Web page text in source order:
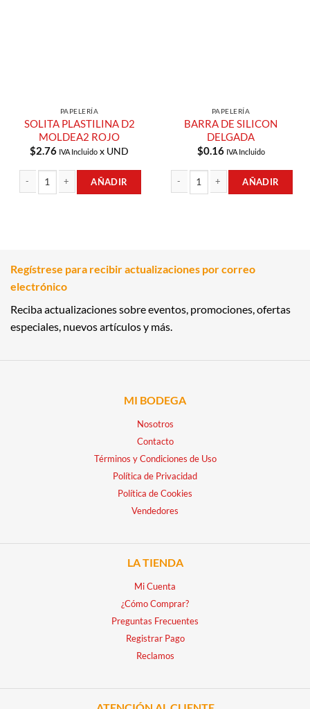
PAPELERÍA
SOLITA PLASTILINA D2
MOLDEA2 ROJO
$2.76 IVA Incluido x UND
AÑADIR
PAPELERÍA
BARRA DE SILICON
DELGADA
$0.16 IVA Incluido
AÑADIR
Regístrese para recibir actualizaciones por correo
electrónico
Reciba actualizaciones sobre eventos, promociones, ofertas
especiales, nuevos artículos y más.
MI BODEGA
Nosotros
Contacto
Términos y Condiciones de Uso
Política de Privacidad
Política de Cookies
Vendedores
LA TIENDA
Mi Cuenta
¿Cómo Comprar?
Preguntas Frecuentes
Registrar Pago
Reclamos